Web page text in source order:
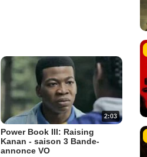
2:03
Power Book III: Raising
Kanan - saison 3 Bande-
annonce VO